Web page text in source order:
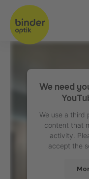
We need
We use a third
content that
activity.
accept the